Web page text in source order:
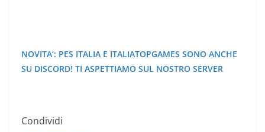
NOVITA’: PES ITALIA E ITALIATOPGAMES SONO ANCHE
SU DISCORD! TI ASPETTIAMO SUL NOSTRO SERVER
Condividi